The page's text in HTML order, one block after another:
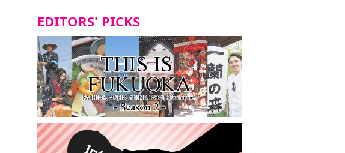
2023.03.15
[Laboratorium Cosplay] - Indonesia - #019 MM Earlene
2023.03.07
Isogiyokarazu Hakata Honten | Keliling Kota Fukuoka
mencicipi menu vegan/vegetarian baru
2023.03.07
Keliling Kota Fukuoka mencicipi menu vegan/vegetarian
baru!
2023.03.04
AGANOYAKI
EDITORS' PICKS